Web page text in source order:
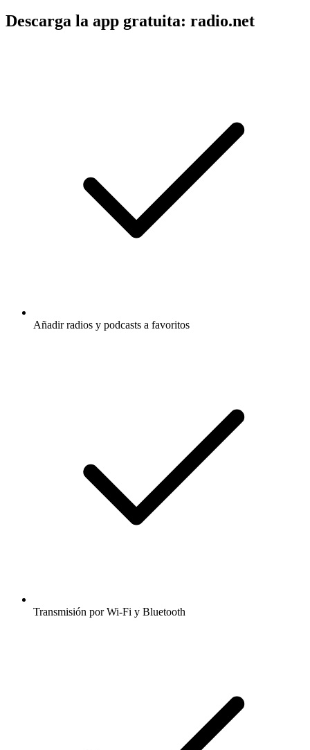
Descarga la app gratuita: radio.net
Añadir radios y podcasts a favoritos
Transmisión por Wi-Fi y Bluetooth